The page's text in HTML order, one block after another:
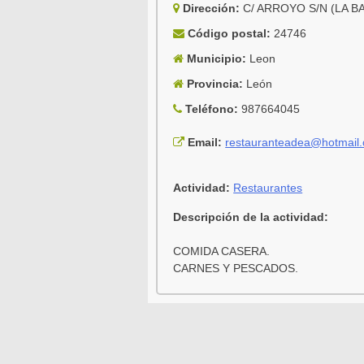
Dirección: C/ ARROYO S/N (LA
Código postal: 24746
Municipio: Leon
Provincia: León
Teléfono: 987664045
Email:
Actividad: Restaurantes
Descripción de la actividad:
COMIDA CASERA.
CARNES Y PESCADOS.